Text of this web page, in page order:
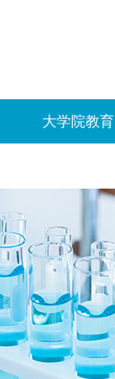
大学院教育